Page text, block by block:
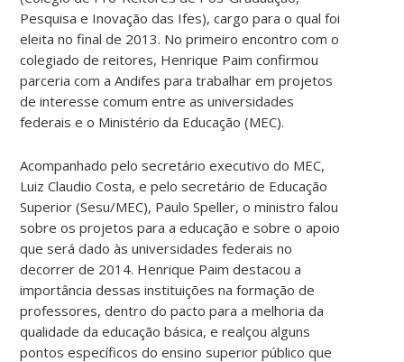
Pesquisa e Inovação das Ifes), cargo para o qual foi
eleita no final de 2013. No primeiro encontro com o
colegiado de reitores, Henrique Paim confirmou
parceria com a Andifes para trabalhar em projetos
de interesse comum entre as universidades
federais e o Ministério da Educação (MEC).
Acompanhado pelo secretário executivo do MEC,
Luiz Claudio Costa, e pelo secretário de Educação
Superior (Sesu/MEC), Paulo Speller, o ministro falou
sobre os projetos para a educação e sobre o apoio
que será dado às universidades federais no
decorrer de 2014. Henrique Paim destacou a
importância dessas instituições na formação de
professores, dentro do pacto para a melhoria da
qualidade da educação básica, e realçou alguns
pontos específicos do ensino superior público que